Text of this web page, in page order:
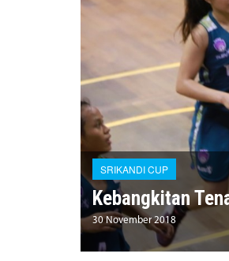
SRIKANDI CUP
Kebangkitan
30 November 2018